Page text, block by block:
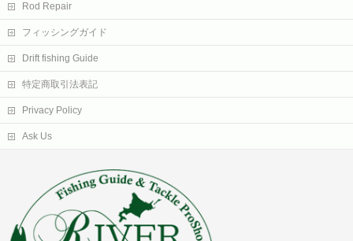
Rod Repair
フィッシングガイド
Drift fishing Guide
特定商取引法表記
Privacy Policy
Ask Us